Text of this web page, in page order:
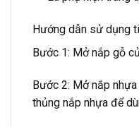
Hướng dẫn sử dụng
Bước 1: Mở nắp gỗ
Bước 2: Mở nắp
thủng nắp nhựa để